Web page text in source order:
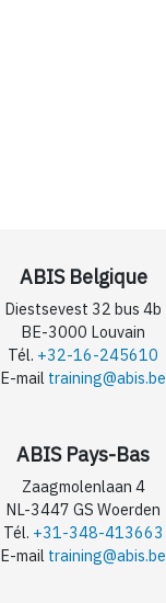
ABIS Belgique
Diestsevest 32 bus 4b
BE-3000 Louvain
Tél. +32-16-245610
E-mail training@abis.be
ABIS Pays-Bas
Zaagmolenlaan 4
NL-3447 GS Woerden
Tél. +31-348-413663
E-mail training@abis.be